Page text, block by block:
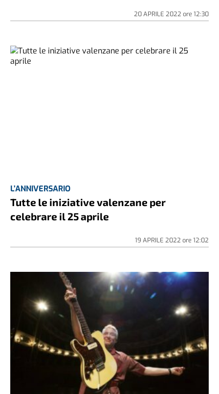
20 APRILE 2022 ore 12:30
L’ANNIVERSARIO
Tutte le iniziative valenzane per
celebrare il 25 aprile
19 APRILE 2022 ore 12:02